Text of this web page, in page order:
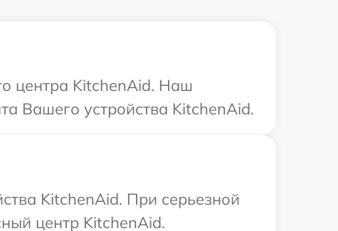
центра KitchenAid. Наш
Вашего устройства KitchenAid.
KitchenAid. При серьезной
центр KitchenAid.